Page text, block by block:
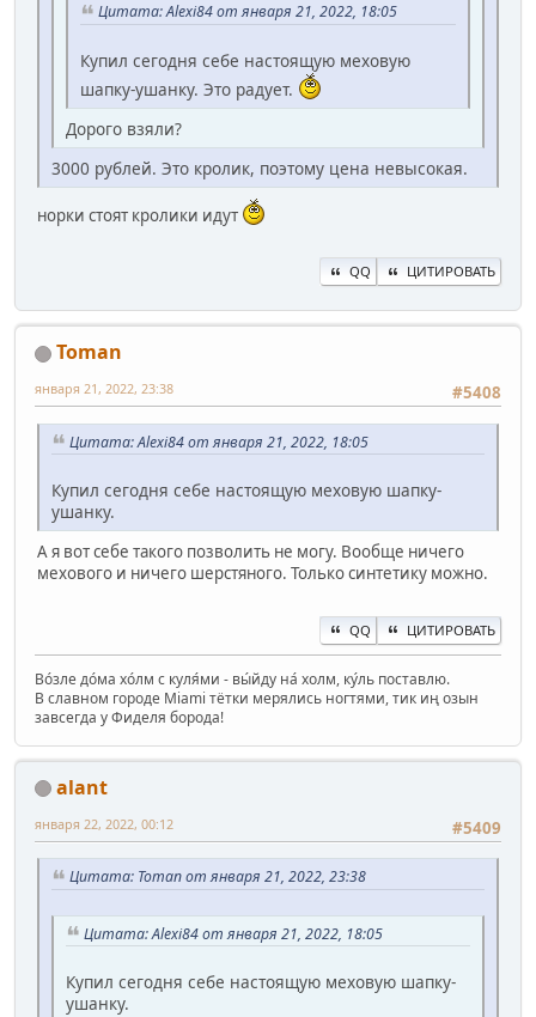
Цитата: Alexi84 от января 21, 2022, 18:05
Купил сегодня себе настоящую меховую
шапку-ушанку. Это радует.
Дорого взяли?
3000 рублей. Это кролик, поэтому цена невысокая.
норки стоят кролики идут
QQ ЦИТИРОВАТЬ
Toman
#5408
января 21, 2022, 23:38
Цитата: Alexi84 от января 21, 2022, 18:05
Купил сегодня себе настоящую меховую шапку-
ушанку.
А я вот себе такого позволить не могу. Вообще ничего
мехового и ничего шерстяного. Только синтетику можно.
QQ ЦИТИРОВАТЬ
Во́зле до́ма хо́лм с куля́ми - вы́йду на́ холм, ку́ль поставлю.
В славном городе Miami тётки мерялись ногтями, тик иң озын
завсегда у Фиделя борода!
alant
#5409
января 22, 2022, 00:12
Цитата: Toman от января 21, 2022, 23:38
Цитата: Alexi84 от января 21, 2022, 18:05
Купил сегодня себе настоящую меховую шапку-
ушанку.